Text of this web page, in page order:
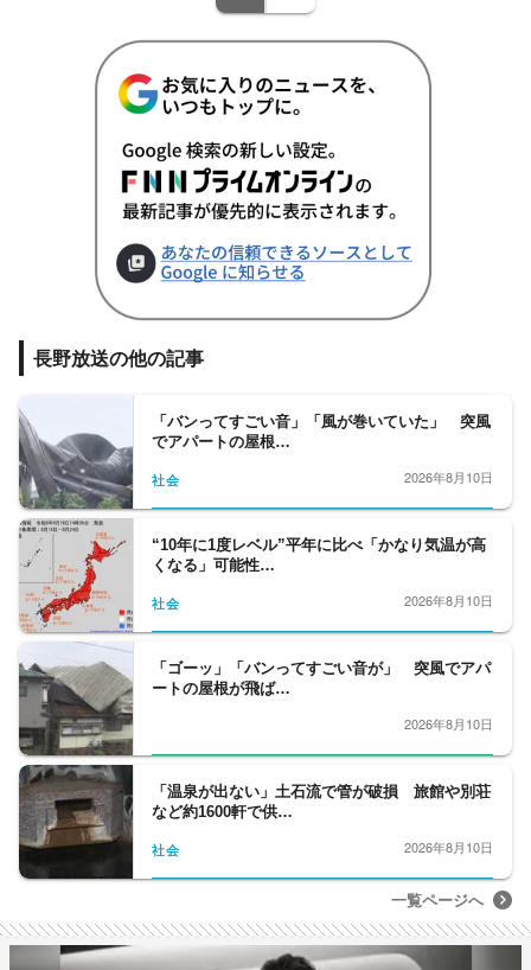
長野放送の他の記事
「バンってすごい音」「風が巻いていた」 突風
でアパートの屋根…
社会 2026年8月10日
“10年に1度レベル”平年に比べ「かなり気温が高
くなる」可能性…
社会 2026年8月10日
「ゴーッ」「バンってすごい音が」 突風でアパ
ートの屋根が飛ば…
2026年8月10日
「温泉が出ない」土石流で管が破損 旅館や別荘
など約1600軒で供…
社会 2026年8月10日
一覧ページへ